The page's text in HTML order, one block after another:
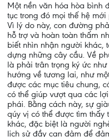
Một nền văn hóa hòa bình
tục trong đó mọi thế hệ
Vì lý do này, con đường
hỗ trợ và hoàn toàn thấm
biết nhìn nhận người khác,
dựng những cây cầu. Về
là phải trân trọng ký ức
hướng về tương lai, như
được các mục tiêu chung,
có thể giúp vượt qua các
phái. Bằng cách này, sự
qúy vị có thể được tìm thấy
khác, đặc biệt là người
lịch sử đầy can đảm để